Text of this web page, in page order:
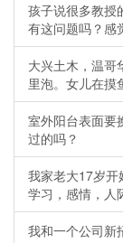
孩子说很多教
有这问题吗？感
大兴土木，温哥
里泡。女儿在摸
室外阳台表面要
过的吗？
我家老大17岁开
学习，感情，人
我和一个公司新